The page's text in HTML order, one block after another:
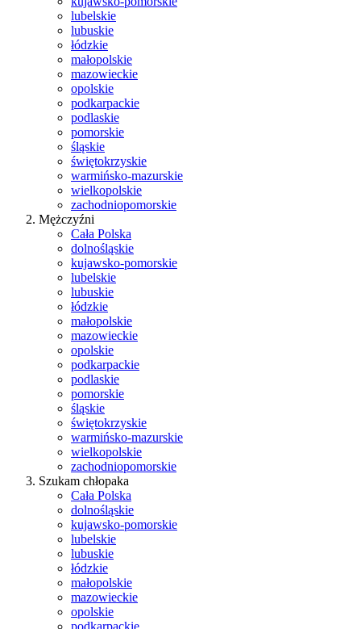
lubelskie
lubuskie
łódzkie
małopolskie
mazowieckie
opolskie
podkarpackie
podlaskie
pomorskie
śląskie
świętokrzyskie
warmińsko-mazurskie
wielkopolskie
zachodniopomorskie
Mężczyźni
Cała Polska
dolnośląskie
kujawsko-pomorskie
lubelskie
lubuskie
łódzkie
małopolskie
mazowieckie
opolskie
podkarpackie
podlaskie
pomorskie
śląskie
świętokrzyskie
warmińsko-mazurskie
wielkopolskie
zachodniopomorskie
Szukam chłopaka
Cała Polska
dolnośląskie
kujawsko-pomorskie
lubelskie
lubuskie
łódzkie
małopolskie
mazowieckie
opolskie
podkarpackie